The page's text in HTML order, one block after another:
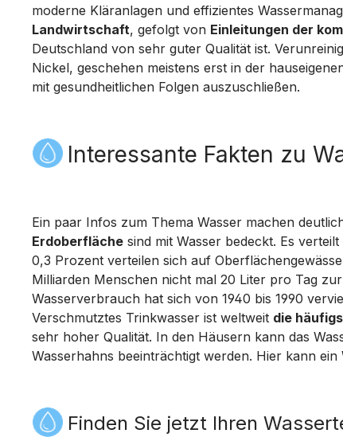
moderne Kläranlagen und effizientes
Landwirtschaft, gefolgt von Einleitungen der
Deutschland von sehr guter Qualität ist.
Nickel, geschehen meistens erst in der
mit gesundheitlichen Folgen auszuschließen.
Interessante Fakten zu
Ein paar Infos zum Thema Wasser machen
Erdoberfläche sind mit Wasser bedeckt. Es
0,3 Prozent verteilen sich auf
Milliarden Menschen nicht mal 20 Liter pro Tag
Wasserverbrauch hat sich von 1940 bis 1990
Verschmutztes Trinkwasser ist weltweit die
sehr hoher Qualität. In den Häusern kann das
Wasserhahns beeinträchtigt werden. Hier kann
Finden Sie jetzt Ihren